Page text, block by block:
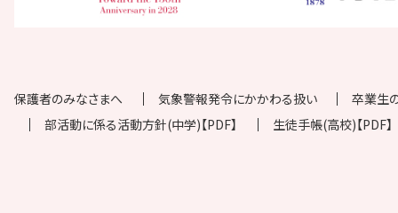
保護者のみなさまへ 気象警報発令にかかわる扱い
卒業生
部活動に係る活動方針(中学)【PDF】
生徒手帳(高校)【PDF】